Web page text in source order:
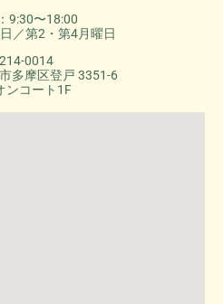
9:30〜18:00
／第2・第4月曜日
0014
多摩区登戸 3351-6
ンコート1F